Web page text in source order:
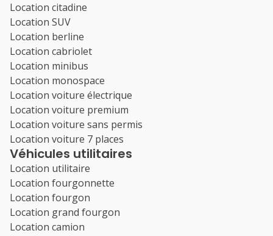
Location citadine
Location SUV
Location berline
Location cabriolet
Location minibus
Location monospace
Location voiture électrique
Location voiture premium
Location voiture sans permis
Location voiture 7 places
Véhicules utilitaires
Location utilitaire
Location fourgonnette
Location fourgon
Location grand fourgon
Location camion